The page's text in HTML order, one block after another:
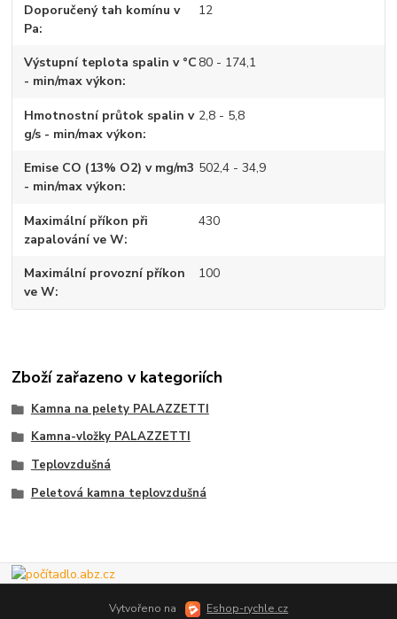
Doporučený tah komínu v
Pa
12
Výstupní teplota spalin v °C
- min/max výkon
80 - 174,1
Hmotnostní průtok spalin v
g/s - min/max výkon
2,8 - 5,8
Emise CO (13% O2) v mg/m3
- min/max výkon
502,4 - 34,9
Maximální příkon při
zapalování ve W
430
Maximální provozní příkon
ve W
100
Zboží zařazeno v kategoriích
Kamna na pelety PALAZZETTI
Kamna-vložky PALAZZETTI
Teplovzdušná
Peletová kamna teplovzdušná
Vytvořeno na Eshop-rychle.cz